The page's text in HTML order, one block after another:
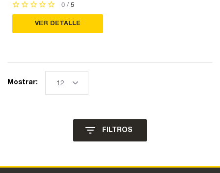
0 / 5
VER DETALLE
Mostrar:
FILTROS